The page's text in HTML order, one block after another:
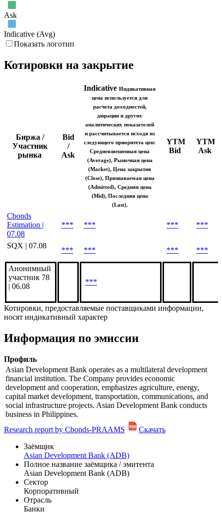
Ask
Indicative (Avg)
Показать логотип
Котировки на закрытие
Биржа /
Участник
рынка
Bid
/
Ask
Indicative Индикативная
цена используется для
расчета доходностей,
дюрации и других
аналитических показателей
и рассчитывается исходя из
следующего приоритета цен:
Средневзвешенная цена
(Average), Рыночная цена
(Market), Цена закрытия
(Close), Признаваемая цена
(Admitted), Средняя цена
(Mid), Последняя цена
(Last).
YTM
Bid
YTM
Ask
Cbonds
Estimation |
07.08
*** *** *** ***
SQX | 07.08
*** *** *** ***
Анонимный
участник 78
| 06.08
***
Котировки, предоставляемые поставщиками информации,
носят индикативный характер
Информация по эмиссии
Профиль
Asian Development Bank operates as a multilateral development
financial institution. The Company provides economic
development and cooperation, emphasizes agriculture, energy,
capital market development, transportation, communications, and
social infrastructure projects. Asian Development Bank conducts
business in Philippines.
Research report by Cbonds-PRAAMS
Скачать
Заёмщик
Asian Development Bank (ADB)
Полное название заёмщика / эмитента
Asian Development Bank (ADB)
Сектор
Корпоративный
Отрасль
Банки